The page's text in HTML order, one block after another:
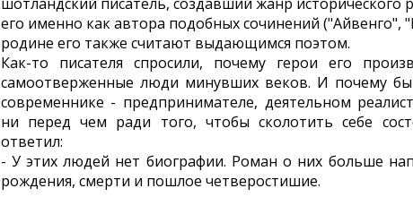
его именно как автора подобных сочинений ("Айвенго",
родине его также считают выдающимся поэтом.
Как-то писателя спросили, почему герои его
самоотверженные люди минувших веков. И почему
современнике - предпринимателе, деятельном
ни перед чем ради того, чтобы сколотить себе
ответил:
- У этих людей нет биографии. Роман о них больше
рождения, смерти и пошлое четверостишие.